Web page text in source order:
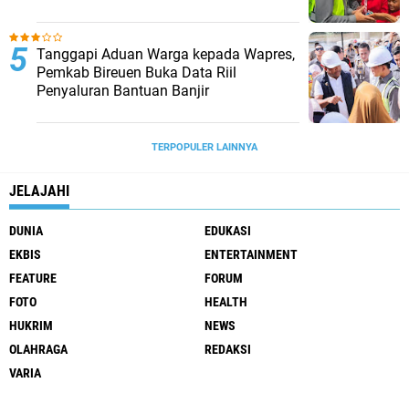
Tanggapi Aduan Warga kepada Wapres,
Pemkab Bireuen Buka Data Riil
Penyaluran Bantuan Banjir
TERPOPULER LAINNYA
JELAJAHI
DUNIA
EDUKASI
EKBIS
ENTERTAINMENT
FEATURE
FORUM
FOTO
HEALTH
HUKRIM
NEWS
OLAHRAGA
REDAKSI
VARIA